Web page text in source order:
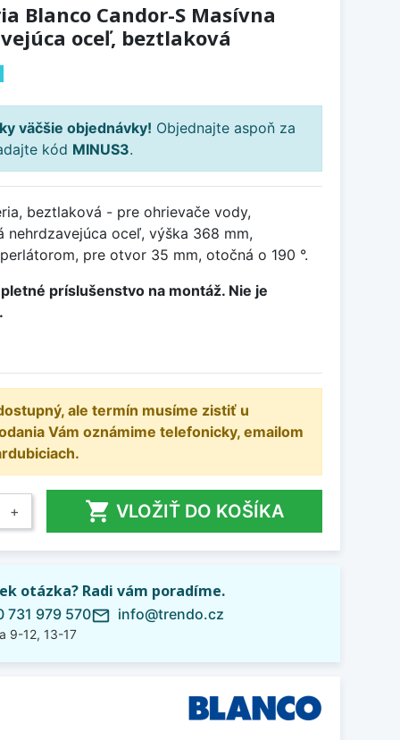
Blanco Candor-S Masívna
oceľ, beztlaková
väčšie objednávky! Objednajte aspoň za
kód MINUS3.
beztlaková - pre ohrievače vody,
nehrdzavejúca oceľ, výška 368 mm,
pre otvor 35 mm, otočná o 190 °.
príslušenstvo na montáž. Nie je
ale termín musíme zistiť u
Vám oznámime telefonicky, emailom
+  VLOŽIŤ DO KOŠÍKA
otázka? Radi vám poradíme.
731 979 570
9-12, 13-17
mail_outline info@trendo.cz